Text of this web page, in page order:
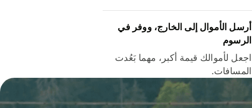
أرسل الأموال إلى الخارج، ووفر في
الرسوم
اجعل لأموالك قيمة أكبر، مهما بَعُدت
المسافات.